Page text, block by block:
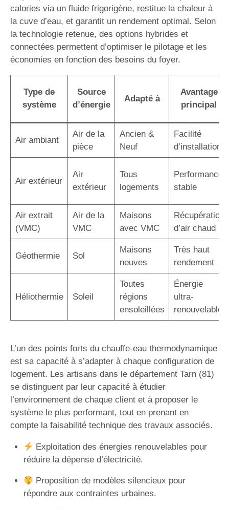
calories via un fluide frigorigène, restitue la chaleur à
la cuve d’eau, et garantit un rendement optimal. Selon
la technologie retenue, des options hybrides et
connectées permettent d’optimiser le pilotage et les
économies en fonction des besoins du foyer.
Type de
système
Source
d’énergie
Adapté à
Avantage
principal
Air ambiant
Air de la
pièce
Ancien &
Neuf
Facilité
d’installation
Air extérieur
Air
extérieur
Tous
logements
Performance
stable
Air extrait
(VMC)
Air de la
VMC
Maisons
avec VMC
Récupération
d’air chaud
Géothermie Sol
Maisons
neuves
Très haut
rendement
Héliothermie Soleil
Toutes
régions
ensoleillées
Énergie
ultra-
renouvelable
L’un des points forts du chauffe-eau thermodynamique
est sa capacité à s’adapter à chaque configuration de
logement. Les artisans dans le département Tarn (81)
se distinguent par leur capacité à étudier
l’environnement de chaque client et à proposer le
système le plus performant, tout en prenant en
compte la faisabilité technique des travaux associés.
Exploitation des énergies renouvelables pour
réduire la dépense d’électricité.
Proposition de modèles silencieux pour
répondre aux contraintes urbaines.